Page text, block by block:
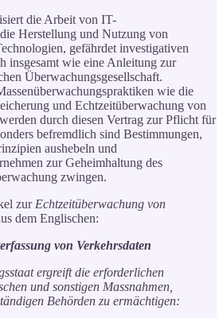
die Arbeit von IT-
Herstellung und Nutzung von
gefährdet investigativen
insgesamt wie eine Anleitung zur
Überwachungsgesellschaft.
wie die
und Echtzeitüberwachung von
durch diesen Vertrag zur Pflicht für
befremdlich sind Bestimmungen,
aushebeln und
zur Geheimhaltung des
zwingen.
zur Echtzeitüberwachung von
dem Englischen:
von Verkehrsdaten
ergreift die erforderlichen
und sonstigen Massnahmen,
Behörden zu ermächtigen: